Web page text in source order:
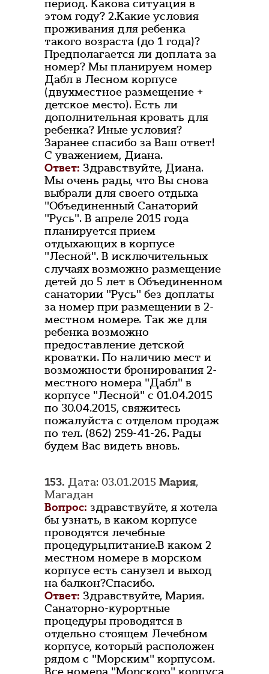
период. Какова ситуация в
этом году? 2.Какие условия
проживания для ребенка
такого возраста (до 1 года)?
Предполагается ли доплата за
номер? Мы планируем номер
Дабл в Лесном корпусе
(двухместное размещение +
детское место). Есть ли
дополнительная кровать для
ребенка? Иные условия?
Заранее спасибо за Ваш ответ!
С уважением, Диана.
Ответ: Здравствуйте, Диана.
Мы очень рады, что Вы снова
выбрали для своего отдыха
"Объединенный Санаторий
"Русь". В апреле 2015 года
планируется прием
отдыхающих в корпусе
"Лесной". В исключительных
случаях возможно размещение
детей до 5 лет в Объединенном
санатории "Русь" без доплаты
за номер при размещении в 2-
местном номере. Так же для
ребенка возможно
предоставление детской
кроватки. По наличию мест и
возможности бронирования 2-
местного номера "Дабл" в
корпусе "Лесной" с 01.04.2015
по 30.04.2015, свяжитесь
пожалуйста с отделом продаж
по тел. (862) 259-41-26. Рады
будем Вас видеть вновь.
153. Дата: 03.01.2015 Мария,
Магадан
Вопрос: здравствуйте, я хотела
бы узнать, в каком корпусе
проводятся лечебные
процедуры,питание.В каком 2
местном номере в морском
корпусе есть санузел и выход
на балкон?Спасибо.
Ответ: Здравствуйте, Мария.
Санаторно-курортные
процедуры проводятся в
отдельно стоящем Лечебном
корпусе, который расположен
рядом с "Морским" корпусом.